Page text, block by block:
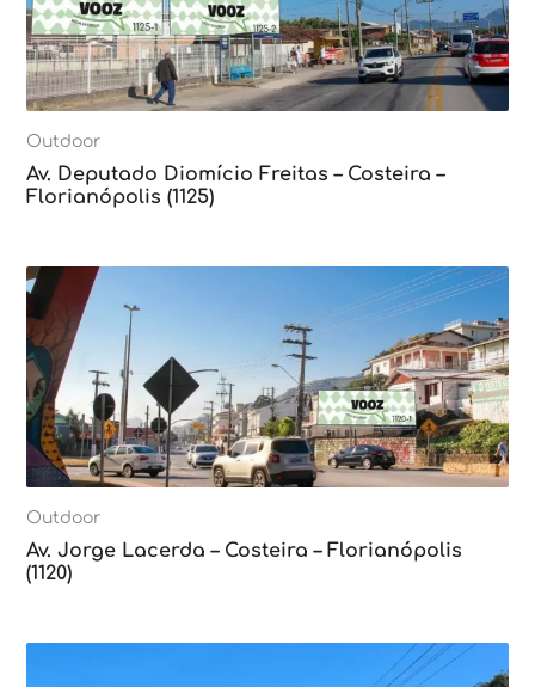
Outdoor
Av. Deputado Diomício Freitas – Costeira –
Florianópolis (1125)
Outdoor
Av. Jorge Lacerda – Costeira – Florianópolis
(1120)